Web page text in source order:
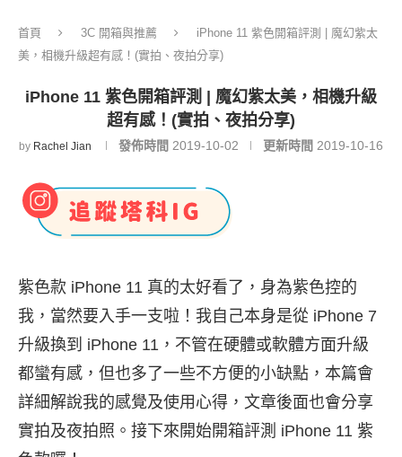
首頁 3C 開箱與推薦
iPhone 11 紫色開箱評測 | 魔幻紫太
美，相機升級超有感！(實拍、夜拍分享)
iPhone 11 紫色開箱評測 | 魔幻紫太美，相機升級
超有感！(實拍、夜拍分享)
by Rachel Jian 發佈時間 2019-10-02 更新時間 2019-10-16
紫色款 iPhone 11 真的太好看了，身為紫色控的
我，當然要入手一支啦！我自己本身是從 iPhone 7
升級換到 iPhone 11，不管在硬體或軟體方面升級
都蠻有感，但也多了一些不方便的小缺點，本篇會
詳細解說我的感覺及使用心得，文章後面也會分享
實拍及夜拍照。接下來開始開箱評測 iPhone 11 紫